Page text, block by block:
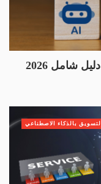
التسويق بالذكاء الاصطناعي